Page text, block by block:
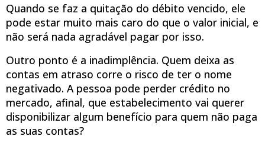
Quando se faz a quitação do débito vencido, ele
pode estar muito mais caro do que o valor inicial, e
não será nada agradável pagar por isso.
Outro ponto é a inadimplência. Quem deixa as
contas em atraso corre o risco de ter o nome
negativado. A pessoa pode perder crédito no
mercado, afinal, que estabelecimento vai querer
disponibilizar algum benefício para quem não paga
as suas contas?